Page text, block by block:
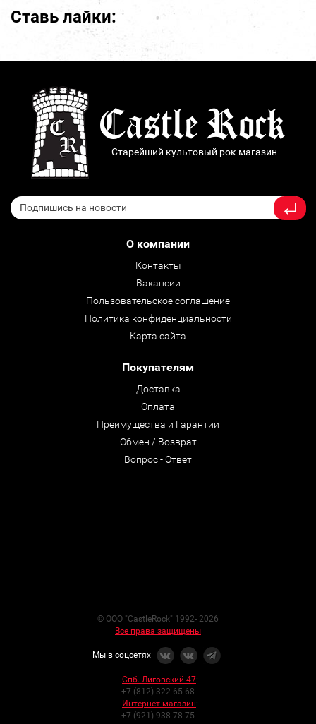
Ставь лайки:
Старейший культовый рок магазин
О компании
Контакты
Вакансии
Пользовательское соглашение
Политика конфиденциальности
Карта сайта
Покупателям
Доставка
Оплата
Преимущества и Гарантии
Обмен / Возврат
Вопрос - Ответ
© ООО "CastleRock" 1992- 2026
Все права защищены
Мы в соцсетях
- Спб. Лиговский 47:
+7 (812) 322-65-68
- Интернет-магазин:
+7 (921) 938-78-75